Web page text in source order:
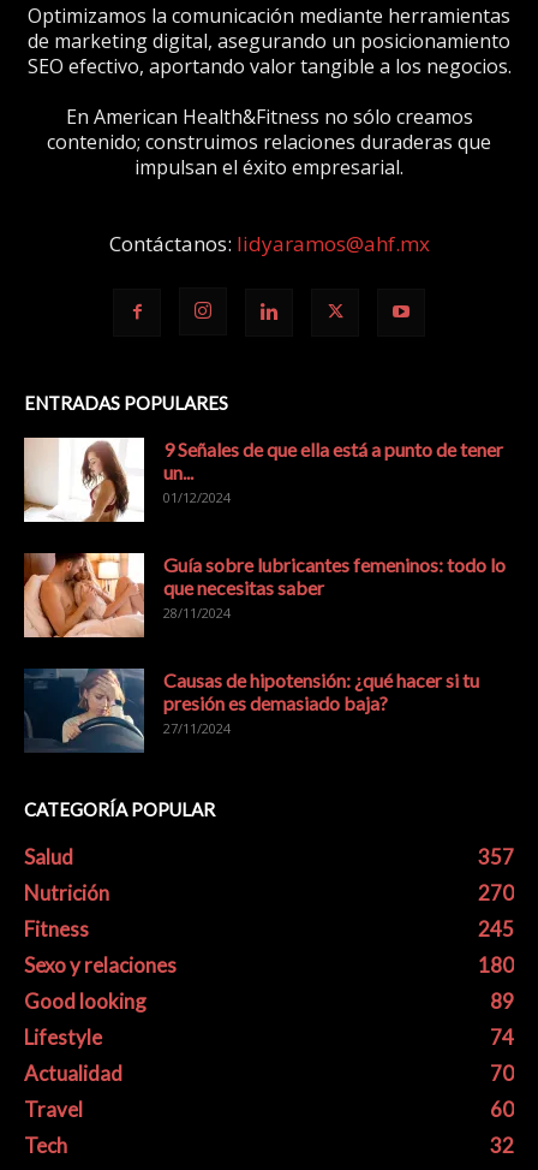
Optimizamos la comunicación mediante herramientas
de marketing digital, asegurando un posicionamiento
SEO efectivo, aportando valor tangible a los negocios.
En American Health&Fitness no sólo creamos
contenido; construimos relaciones duraderas que
impulsan el éxito empresarial.
Contáctanos: lidyaramos@ahf.mx
ENTRADAS POPULARES
9 Señales de que ella está a punto de tener
un...
01/12/2024
Guía sobre lubricantes femeninos: todo lo
que necesitas saber
28/11/2024
Causas de hipotensión: ¿qué hacer si tu
presión es demasiado baja?
27/11/2024
CATEGORÍA POPULAR
Salud
357
Nutrición
270
Fitness
245
Sexo y relaciones
180
Good looking
89
Lifestyle
74
Actualidad
70
Travel
60
Tech
32